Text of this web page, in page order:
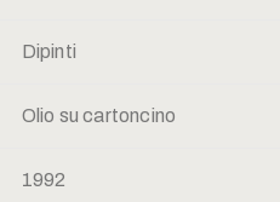
Dipinti
Olio su cartoncino
1992